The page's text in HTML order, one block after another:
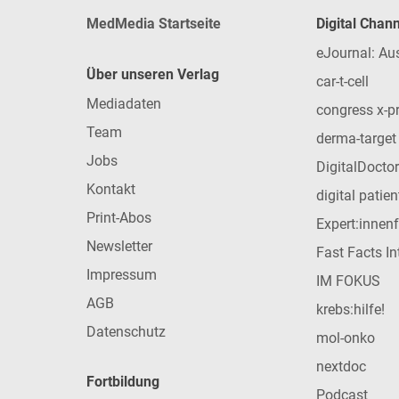
MedMedia Startseite
Über unseren Verlag
Mediadaten
Team
Jobs
Kontakt
Print-Abos
Newsletter
Impressum
AGB
Datenschutz
Fortbildung
Digital
eJournal:
car-t-cell
congress x-
derma-target
DigitalDoctor
digital
Fast Facts
IM FOKUS
krebs:hilfe!
mol-onko
nextdoc
Podcast